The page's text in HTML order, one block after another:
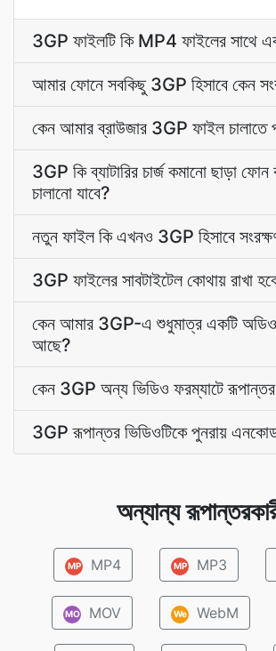
3GP ফাইলটি কি MP4 ফাইলের সাথে
আমার ফোনে সবকিছু 3GP হিসাবে কেন
কেন আমার ব্রাউজার 3GP ফাইল চালাতে
3GP কি ব্যাটারির চার্জ কমানো ছাড়া ফোন
চালানো যাবে?
নতুন ফাইল কি এখনও 3GP হিসাবে
3GP ফাইলের সাবটাইটেল কোথায় রাখা
কেন আমার 3GP-এ শুধুমাত্র একটি অডিও
আছে?
কেন 3GP অন্য ভিডিও ফরম্যাটে
3GP রূপান্তর ভিডিওটিকে পুনরায়
অন্যান্য
MP MP4 MP MP3
MO MOV We WebM